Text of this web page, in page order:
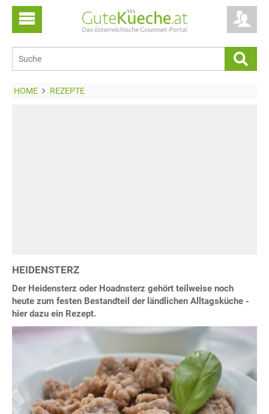
HOME REZEPTE
HEIDENSTERZ
Der Heidensterz oder Hoadnsterz gehört teilweise noch
heute zum festen Bestandteil der ländlichen Alltagsküche -
hier dazu ein Rezept.